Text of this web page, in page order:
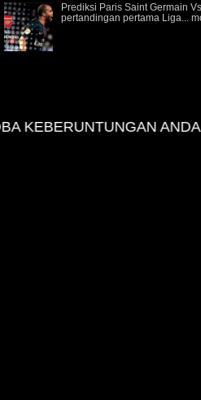
Prediksi Paris Saint Germain
pertandingan pertama Liga...
KEBERUNTUNGAN ANDA